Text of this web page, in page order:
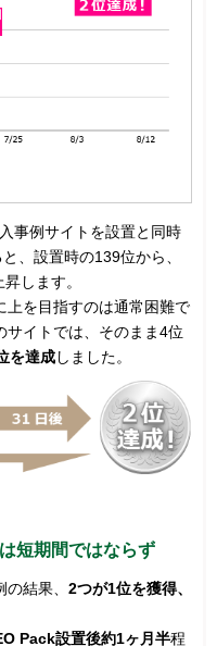
事例サイトを設置と同時
、設置時の139位から、
します。
上を目指すのは通常困難で
サイトでは、そのまま4位
を達成しました。
短期間ではならず
結果、 2つが1位を獲得、
Pack設置後約1ヶ月半程